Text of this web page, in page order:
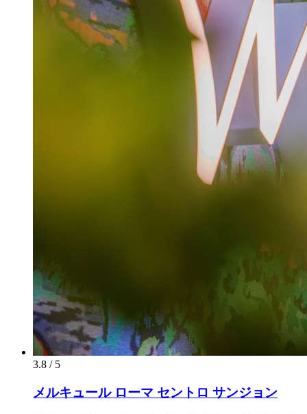
3.8 / 5
メルキュール ローマ セントロ サンジョン